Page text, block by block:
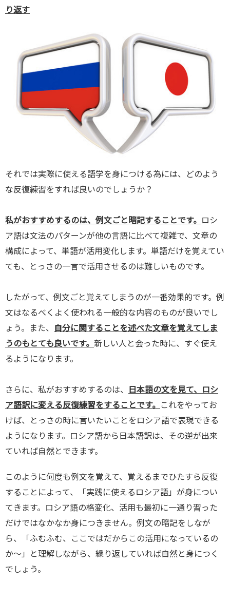
り返す
それでは実際に使える語学を身につける為には、どのよう
な反復練習をすれば良いのでしょうか？
私がおすすめするのは、例文ごと暗記することです。
ロシ
ア語は文法のパターンが他の言語に比べて複雑で、文章の
構成によって、単語が活用変化します。単語だけを覚えてい
ても、とっさの一言で活用させるのは難しいものです。
したがって、例文ごと覚えてしまうのが一番効果的です。例
文はなるべくよく使われる一般的な内容のものが良いでし
ょう。また、
自分に関することを述べた文章を覚えてしま
うのもとても良いです。 新しい人と会った時に、すぐ使え
るようになります。
さらに、私がおすすめするのは、
日本語の文を見て、ロシ
ア語訳に変える反復練習をすることです。
これをやってお
けば、とっさの時に言いたいことをロシア語で表現できる
ようになります。ロシア語から日本語訳は、その逆が出来
ていれば自然とできます。
このように何度も例文を覚えて、覚えるまでひたすら反復
することによって、「実践に使えるロシア語」が身につい
てきます。ロシア語の格変化、活用も最初に一通り習った
だけではなかなか身につきません。例文の暗記をしなが
ら、「ふむふむ、ここではだからこの活用になっているの
か〜」と理解しながら、繰り返していれば自然と身につく
でしょう。